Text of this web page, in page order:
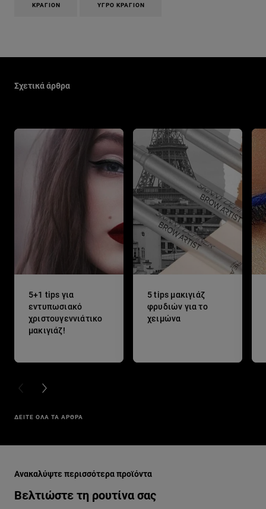
ΚΡΑΓΙΌΝ ΥΓΡΌ ΚΡΑΓΙΌΝ
Σχετικά άρθρα
5+1 tips για
εντυπωσιακό
χριστουγεννιάτικο
μακιγιάζ!
5 tips μακιγιάζ
φρυδιών για το
χειμώνα
PREVIOUS CARD
NEXT CARD
ΔΕΙΤΕ ΟΛΑ ΤΑ ΑΡΘΡΑ
Βελτιώστε τη ρουτίνα σας
Ανακαλύψτε περισσότερα προϊόντα